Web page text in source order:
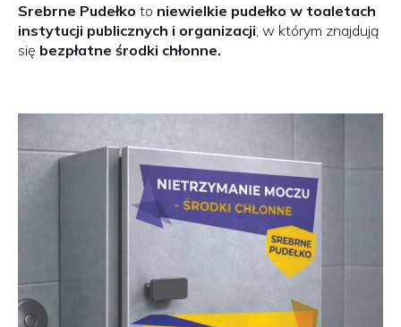
Srebrne Pudełko to niewielkie pudełko w toaletach
instytucji publicznych i organizacji , w którym znajdują
się bezpłatne środki chłonne.